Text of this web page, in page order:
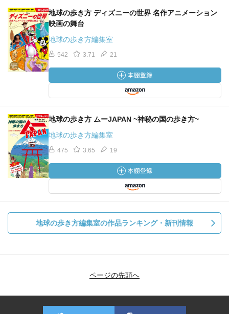
地球の歩き方 ディズニーの世界 名作アニメーション
映画の舞台
地球の歩き方編集室
542 3.71 21
地球の歩き方 ムーJAPAN ~神秘の国の歩き方~
地球の歩き方編集室
475 3.65 19
地球の歩き方編集室の作品ランキング・新刊情報
ページの先頭へ